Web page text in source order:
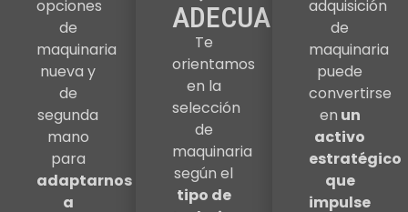
opciones
de
maquinaria
nueva y
de
segunda
mano
para
adaptarnos
a
ADECUADO
Te
orientamos
en la
selección
de
maquinaria
según el
tipo de
adquisición
de
maquinaria
puede
convertirse
en un
activo
estratégico
que
impulse